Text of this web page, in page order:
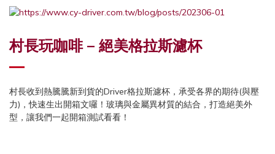
村長玩咖啡 – 絕美格拉斯濾杯
村長收到熱騰騰新到貨的Driver格拉斯濾杯，承受各界的期待(與壓
力)，快速生出開箱文囉！玻璃與金屬異材質的結合，打造絕美外
型，讓我們一起開箱測試看看！